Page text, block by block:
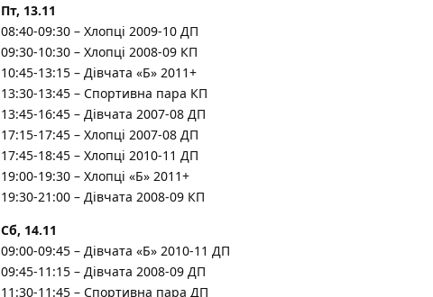
Пт, 13.11
08:40-09:30 – Хлопці 2009-10 ДП
09:30-10:30 – Хлопці 2008-09 КП
10:45-13:15 – Дівчата «Б» 2011+
13:30-13:45 – Спортивна пара КП
13:45-16:45 – Дівчата 2007-08 ДП
17:15-17:45 – Хлопці 2007-08 ДП
17:45-18:45 – Хлопці 2010-11 ДП
19:00-19:30 – Хлопці «Б» 2011+
19:30-21:00 – Дівчата 2008-09 КП
Сб, 14.11
09:00-09:45 – Дівчата «Б» 2010-11 ДП
09:45-11:15 – Дівчата 2008-09 ДП
11:30-11:45 – Спортивна пара ДП